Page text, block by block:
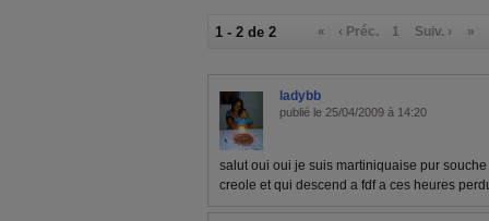
1 - 2 de 2 « ‹ Préc. 1 Suiv. › »
ladybb
publié le 25/04/2009 à 14:20
salut oui oui je suis martiniquaise pur
creole et qui descend a fdf a ces heures